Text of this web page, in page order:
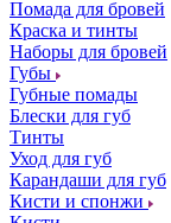
Помада для бровей
Краска и тинты
Наборы для бровей
Губы
Губные помады
Блески для губ
Тинты
Уход для губ
Карандаши для губ
Кисти и спонжи